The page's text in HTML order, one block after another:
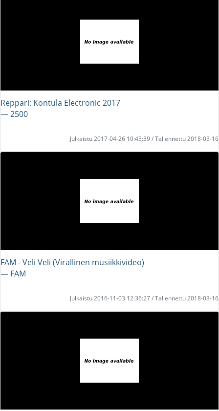
Reppari: Kontula Electronic 2017
― 2500
Julkaistu 2017-04-26 10:43:39 / Tallennettu 2018-03-16
FAM - Veli Veli (Virallinen musiikkivideo)
― FAM
Julkaistu 2016-11-03 12:36:27 / Tallennettu 2018-03-16